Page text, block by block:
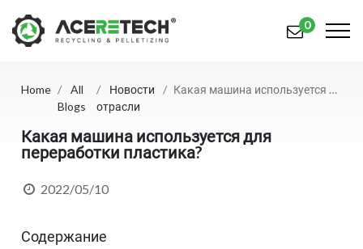
Продукция
Приложения
О предприятии
0
Home
All
Blogs
Новости
отрасли
Какая машина используется для переработки пластика?
Какая машина используется для
переработки пластика?
2022/05/10
Содержание